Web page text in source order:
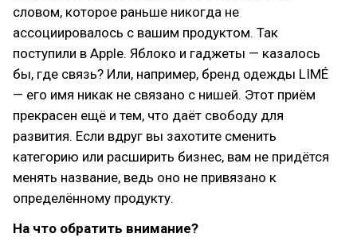
словом, которое раньше никогда не
ассоциировалось с вашим продуктом. Так
поступили в Apple. Яблоко и гаджеты — казалось
бы, где связь? Или, например, бренд одежды LIMÉ
— его имя никак не связано с нишей. Этот приём
прекрасен ещё и тем, что даёт свободу для
развития. Если вдруг вы захотите сменить
категорию или расширить бизнес, вам не придётся
менять название, ведь оно не привязано к
определённому продукту.
На что обратить внимание?